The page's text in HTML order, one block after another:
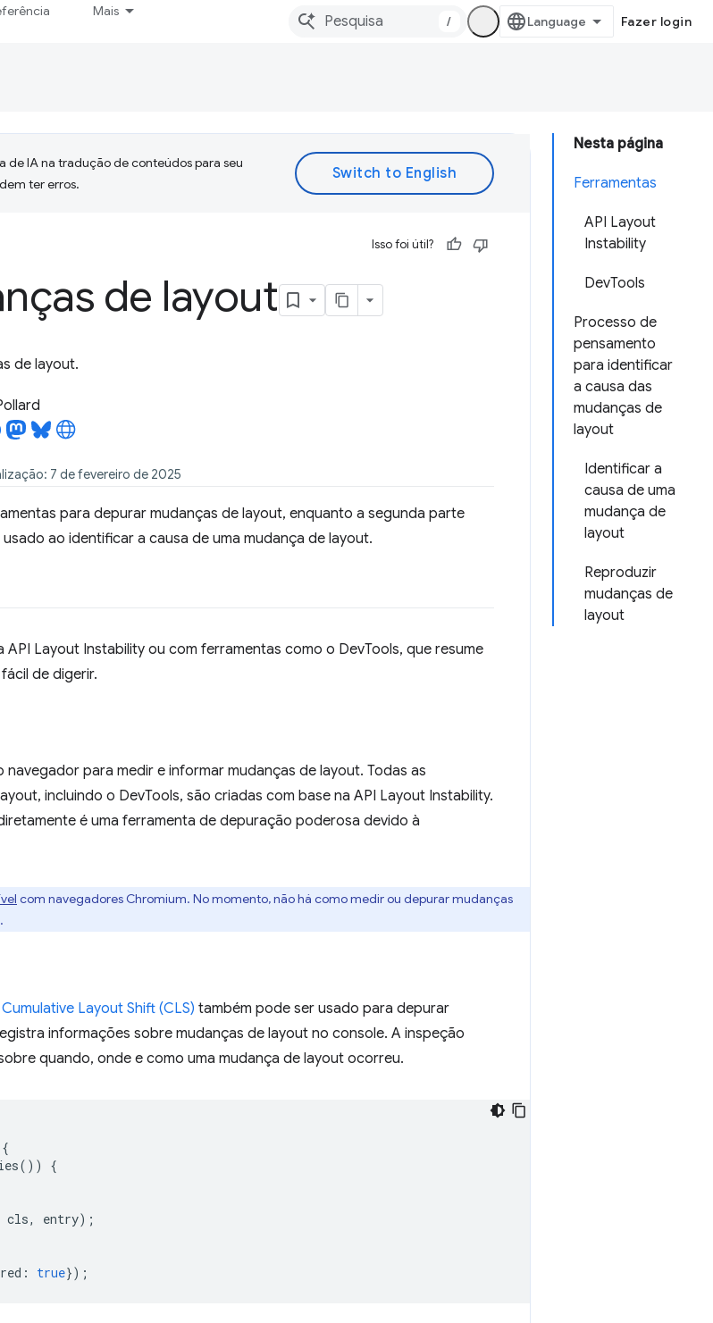
Mais
/ Fazer login
Nesta página
Ferramentas
API Layout
Instability
DevTools
Processo de
pensamento
para identificar
a causa das
mudanças de
layout
Identificar a
causa de uma
mudança de
layout
Reproduzir
mudanças de
layout
de IA na tradução de conteúdos para seu
ter erros.
Isso foi útil?
de layout
de layout.
7 de fevereiro de 2025
para depurar mudanças de layout, enquanto a segunda parte
ao identificar a causa de uma mudança de layout.
API Layout Instability ou com ferramentas como o DevTools, que resume
de digerir.
navegador para medir e informar mudanças de layout. Todas as
incluindo o DevTools, são criadas com base na API Layout Instability.
é uma ferramenta de depuração poderosa devido à
com navegadores Chromium. No momento, não há como medir ou depurar mudanças
Cumulative Layout Shift (CLS) também pode ser usado para depurar
informações sobre mudanças de layout no console. A inspeção
quando, onde e como uma mudança de layout ocorreu.
{
())
{
cls, entry);
: true});